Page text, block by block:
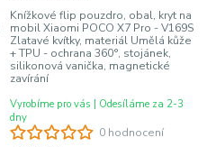
0 hodnocení
Knížkové flip pouzdro, obal, kryt na
mobil Xiaomi POCO X7 Pro - V169S
Zlatavé kvítky, materiál Umělá kůže
+ TPU - ochrana 360°, stojánek,
silikonová vanička, magnetické
zavírání
Vyrobíme pro vás | Odesíláme za 2-3
dny